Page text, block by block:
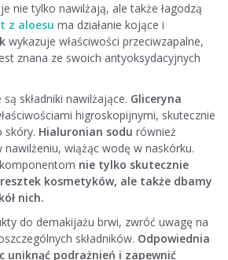
nie tylko nawilżają, ale także łagodzą
z aloesu ma działanie kojące i
wykazuje właściwości przeciwzapalne,
znana ze swoich antyoksydacyjnych
składniki nawilżające. Gliceryna
higroskopijnymi, skutecznie
skóry. Hialuronian sodu również
wiążąc wodę w naskórku.
nie tylko skutecznie
kosmetyków, ale także dbamy
nich.
do demakijażu brwi, zwróć uwagę na
składników. Odpowiednia
uniknąć podrażnień i zapewnić